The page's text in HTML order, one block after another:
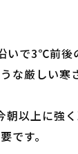
で3℃前後
な厳しい寒
以上に強く
です。